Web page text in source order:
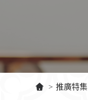
> 推廣特集